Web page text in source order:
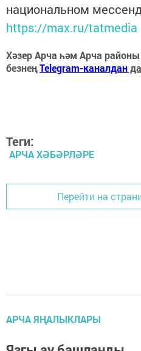
национальном
https://max.ru/tatmedia
Хәзер Арча һәм Арча
безнеңTelegram-каналдан
Теги:
АРЧА ХӘБӘРЛӘРЕ
Перейти на
АРЧА ЯҢАЛЫКЛАРЫ